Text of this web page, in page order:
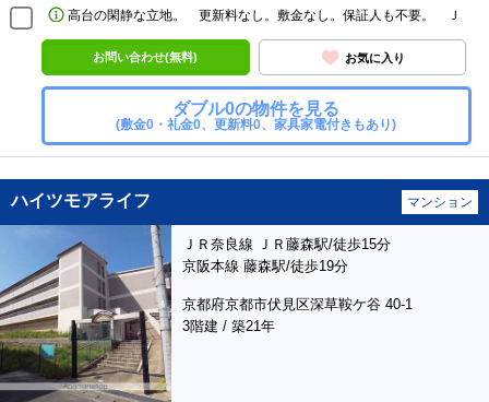
高台の閑静な立地。 更新料なし。敷金なし。保証人も不要。 Ｊ
お問い合わせ(無料) お気に入り
ダブル0の物件を見る
(敷金0・礼金0、更新料0、家具家電付きもあり)
ハイツモアライフ マンション
ＪＲ奈良線 ＪＲ藤森駅/徒歩15分
京阪本線 藤森駅/徒歩19分
京都府京都市伏見区深草鞍ケ谷 40-1
3階建 / 築21年